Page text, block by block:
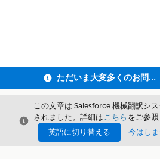
ただいま大変多くのお問い合わせをいただいており、ご連絡までにお時間を頂戴しております
閉じる
この文章は Salesforce 機械翻訳シ
されました。詳細はこちら をご参照
英語に切り替える
今はし